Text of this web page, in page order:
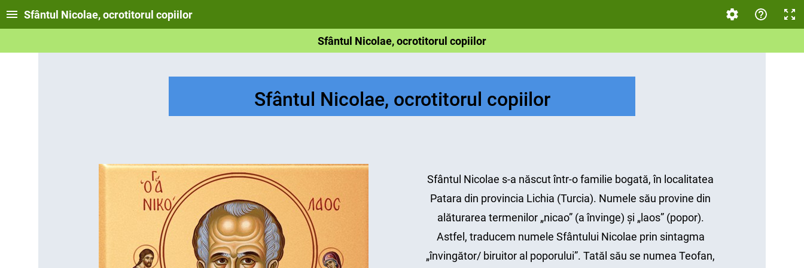
Sfântul Nicolae, ocrotitorul copiilor
Sfântul Nicolae, ocrotitorul copiilor
Sfântul Nicolae, ocrotitorul copiilor
Sfântul Nicolae s-a născut într-o familie bogată, în localitatea
Patara din provincia Lichia (Turcia). Numele său provine din
alăturarea termenilor „nicao” (a învinge) şi „laos” (popor).
Astfel, traducem numele Sfântului Nicolae prin sintagma
„învingător/ biruitor al poporului”. Tatăl său se numea Teofan,